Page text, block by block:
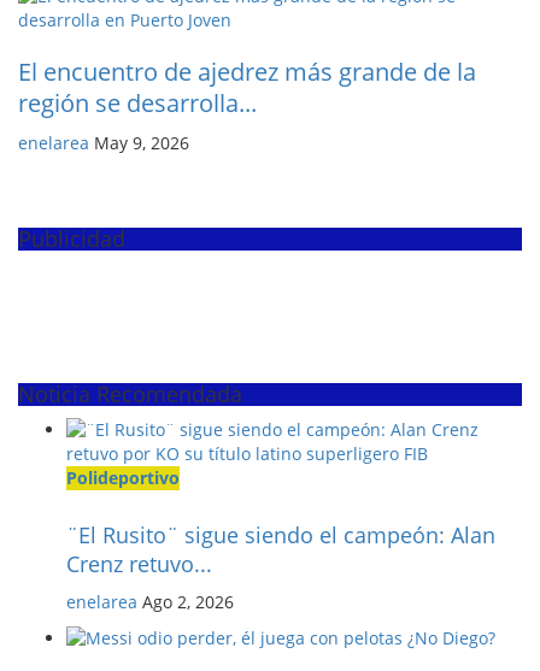
El encuentro de ajedrez más grande de la
región se desarrolla...
enelarea May 9, 2026
Publicidad
Noticia Recomendada
Polideportivo
¨El Rusito¨ sigue siendo el campeón: Alan
Crenz retuvo...
enelarea Ago 2, 2026